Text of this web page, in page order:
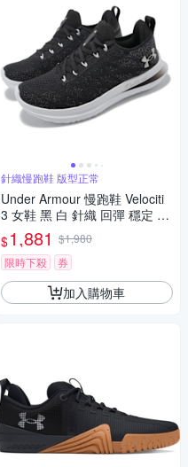
針織慢跑鞋 版型正常
Under Armour 慢跑鞋 Velociti
3 女鞋 黑 白 針織 回彈 穩定 Fl
ow 路跑 運動鞋 UA 30261240
02
$1,881 $1,980
限時下殺
券
加入購物車